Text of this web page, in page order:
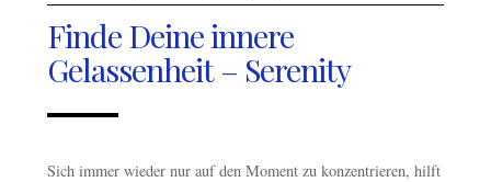
Finde Deine innere
Gelassenheit – Serenity
Sich immer wieder nur auf den Moment zu konzentrieren, hilft